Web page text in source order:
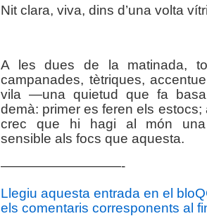
Nit clara, viva, dins d’una volta
A les dues de la matinada,
campanades, tètriques,
vila —una quietud que fa
demà: primer es feren els estocs;
crec que hi hagi al món una
sensible als focs que aquesta.
—————————-
Llegiu aquesta entrada en el
els comentaris corresponents al